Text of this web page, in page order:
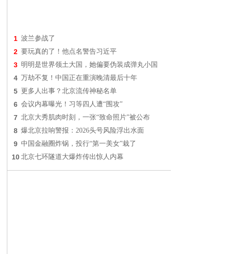
1 波兰参战了
2 要玩真的了！他点名警告习近平
3 明明是世界领土大国，她偏要伪装成弹丸小国
4 万劫不复！中国正在重演晚清最后十年
5 更多人出事？北京流传神秘名单
6 会议内幕曝光！习等四人遭“围攻”
7 北京大秀肌肉时刻，一张“致命照片”被公布
8 爆北京拉响警报：2026头号风险浮出水面
9 中国金融圈炸锅，投行“第一美女”栽了
10 北京七环隧道大爆炸传出惊人内幕